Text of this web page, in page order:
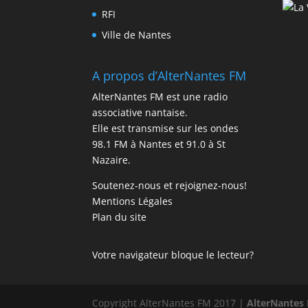
RFI
Ville de Nantes
A propos d’AlterNantes FM
AlterNantes FM est une radio
associative nantaise.
Elle est transmise sur les ondes
98.1 FM à Nantes et 91.0 à St
Nazaire.
Soutenez-nous et rejoignez-nous!
Mentions Légales
Plan du site
Votre navigateur bloque le lecteur?
Copyright AlterNantes FM 2017 |AlterNantes